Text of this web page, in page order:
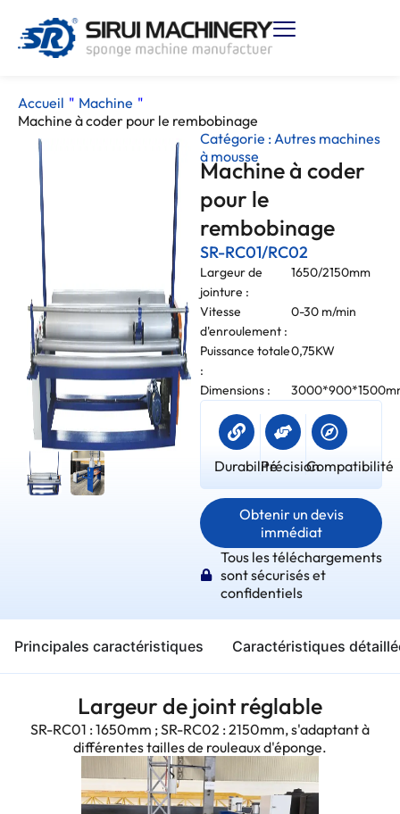
Accueil " Machine "
Machine à coder pour le rembobinage
Catégorie : Autres machines
à mousse
Machine à coder
pour le
rembobinage
SR-RC01/RC02
Largeur de
jointure :
1650/2150mm
Vitesse
d'enroulement :
0-30 m/min
Puissance totale
:
0,75KW
Dimensions :
DurabilitéPrécisionCompatibilité
Obtenir un devis
immédiat
Tous les téléchargements
sont sécurisés et
confidentiels
Principales caractéristiques Caractéristiques
Largeur de joint réglable
SR-RC01 : 1650mm ; SR-RC02 : 2150mm, s'adaptant à
différentes tailles de rouleaux d'éponge.